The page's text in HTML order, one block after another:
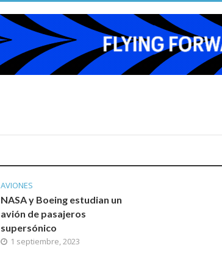
AVIONES
NASA y Boeing estudian un
avión de pasajeros
supersónico
1 septiembre, 2023